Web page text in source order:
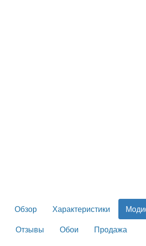
Обзор Характеристики
Отзывы
Обои Продажа